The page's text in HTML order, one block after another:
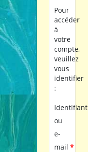
Pour
accéder
à
votre
compte,
veuillez
vous
identifier
:
Identifiant
ou
e-
mail*